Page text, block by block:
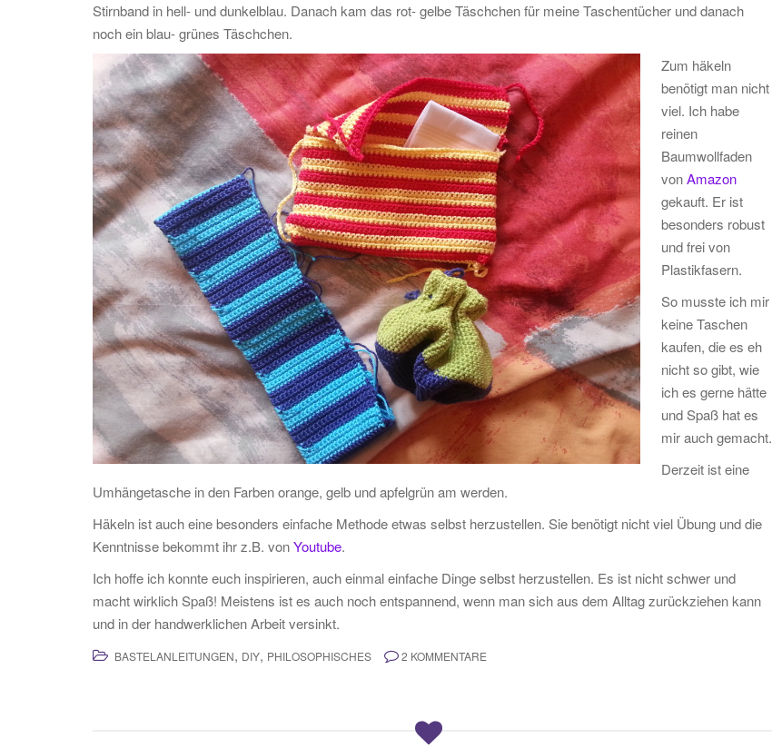
Stirnband in hell- und dunkelblau. Danach kam das rot- gelbe Täschchen für meine Taschentücher und danach
noch ein blau- grünes Täschchen.
Zum häkeln
benötigt man nicht
viel. Ich habe
reinen
Baumwollfaden
vonAmazon
gekauft. Er ist
besonders robust
und frei von
Plastikfasern.
So musste ich mir
keine Taschen
kaufen, die es eh
nicht so gibt, wie
ich es gerne hätte
und Spaß hat es
mir auch gemacht.
Derzeit ist eine
Umhängetasche in den Farben orange, gelb und apfelgrün am werden.
Häkeln ist auch eine besonders einfache Methode etwas selbst herzustellen. Sie benötigt nicht viel Übung und die
Kenntnisse bekommt ihr z.B. vonYoutube.
Ich hoffe ich konnte euch inspirieren, auch einmal einfache Dinge selbst herzustellen. Es ist nicht schwer und
macht wirklich Spaß! Meistens ist es auch noch entspannend, wenn man sich aus dem Alltag zurückziehen kann
und in der handwerklichen Arbeit versinkt.
BASTELANLEITUNGEN, DIY, PHILOSOPHISCHES 2 KOMMENTARE